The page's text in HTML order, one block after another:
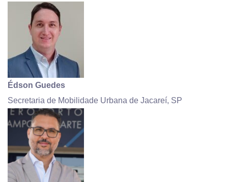
Édson Guedes
Secretaria de Mobilidade Urbana de Jacareí, SP